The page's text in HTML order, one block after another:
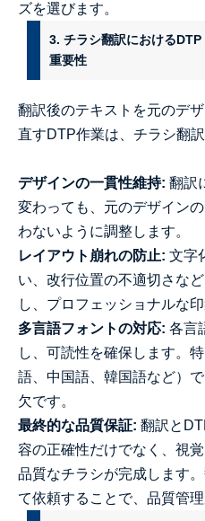
ズを選びます。
3. チラシ翻訳における
重要性
翻訳後のテキストを元のデ
直すDTP作業は、チラシ翻
デザインの一貫性維持: 翻訳
変わっても、元のデザイン
わないように調整します。
レイアウト崩れの防止: 文字
い、改行位置の不適切さな
し、プロフェッショナルな
多言語フォントの対応: 各言
し、可読性を確保します。
語、中国語、韓国語など）
欠です。
最終的な品質保証: 翻訳と
容の正確性だけでなく、視
品質なチラシが完成します
て依頼することで、品質管